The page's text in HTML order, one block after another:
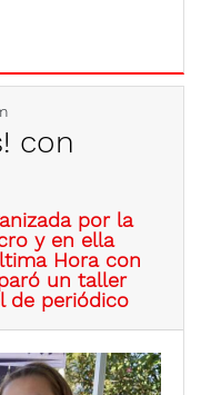
con
por la
y en ella
Hora con
un taller
de periódico